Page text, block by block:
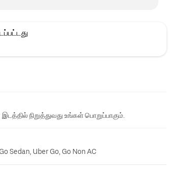
நிறுத்துவது உங்கள் பொறுப்பாகும்.
Sedan, Uber Go, Go Non AC